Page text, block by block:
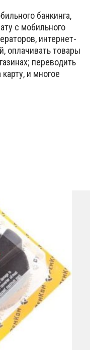
банкинга,
с мобильного
интернет-
оплачивать товары
переводить
и многое